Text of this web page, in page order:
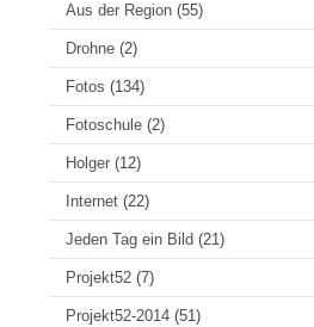
Aus der Region (55)
Drohne (2)
Fotos (134)
Fotoschule (2)
Holger (12)
Internet (22)
Jeden Tag ein Bild (21)
Projekt52 (7)
Projekt52-2014 (51)